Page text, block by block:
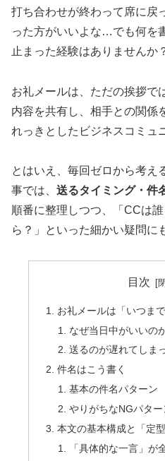
打ち合わせが終わって席に戻
った方がいいよな…でも何を
止まった経験はありませんか
お礼メールは、ただの挨拶で
内容を共有し、相手との関係
れっきとしたビジネスコミュ
とはいえ、毎回ゼロから考え
事では、 送るタイミング・件
順番に整理しつつ、「CCは
ら？」といった細かい疑問に
目次
お礼メールは「いつま
なぜ当日中がいいの
送るのが遅れてしま
件名はこう書く
基本の件名パターン
やりがちなNGパター
本文の基本構成と「定
「具体的な一言」が